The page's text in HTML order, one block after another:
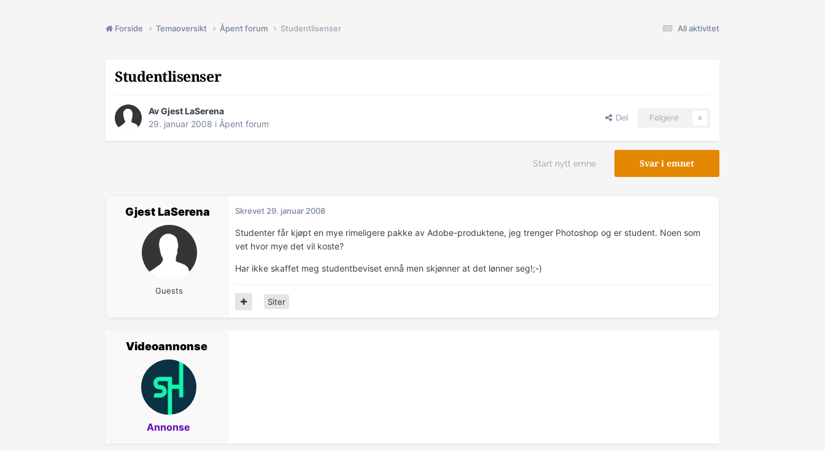
All aktivitet
Forside Temaoversikt Åpent forum Studentlisenser
Studentlisenser
Av Gjest LaSerena
29. januar 2008 i Åpent forum
Del Følgere 0
Svar i emnet
Start nytt emne
Gjest LaSerena
Guests
Skrevet 29. januar 2008
Studenter får kjøpt en mye rimeligere pakke av Adobe-produktene, jeg trenger Photoshop og er student. Noen som
vet hvor mye det vil koste?
Har ikke skaffet meg studentbeviset ennå men skjønner at det lønner seg!;-)
Siter
Videoannonse
Annonse